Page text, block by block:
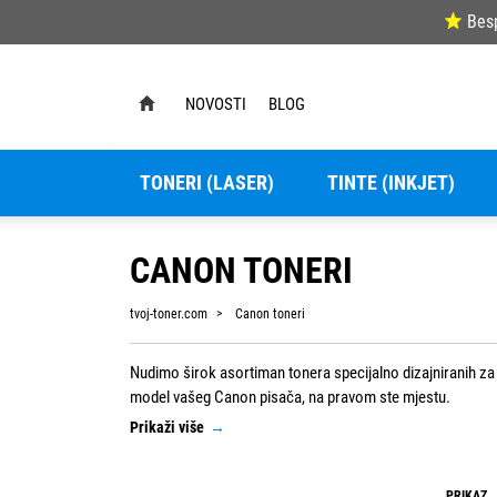
NOVOSTI BLOG
TONERI (LASER) TINTE (INKJET)
CANON TONERI
tvoj-toner.com Canon toneri
Nudimo širok asortiman tonera specijalno dizajniranih
model vašeg Canon pisača, na pravom ste mjestu.
Naša ponuda uključuje originalne Canon tonere, kao i
Prikaži više →